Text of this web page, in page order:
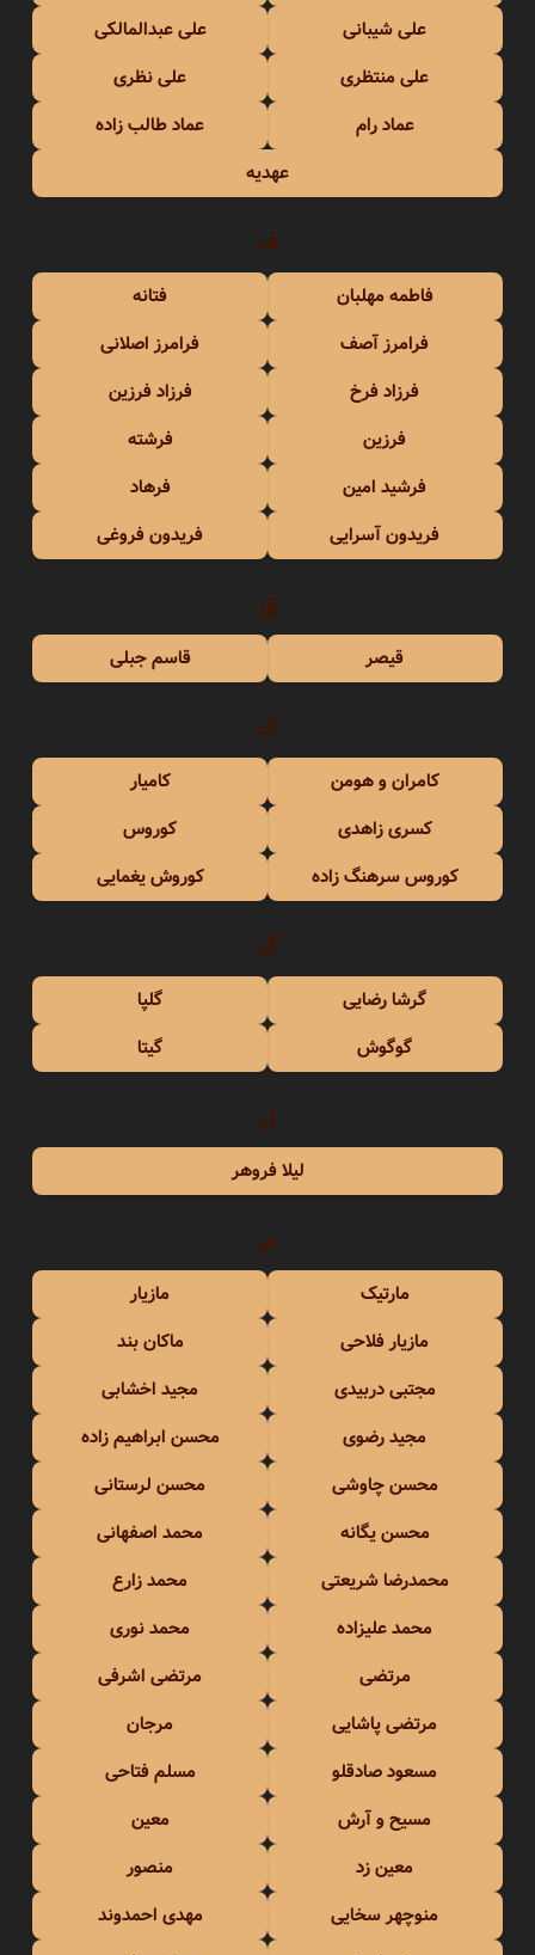
علی شیبانی
علی عبدالمالکی
علی منتظری
علی نظری
عماد رام
عماد طالب زاده
عهدیه
ف
فاطمه مهلبان
فتانه
فرامرز آصف
فرامرز اصلانی
فرزاد فرخ
فرزاد فرزین
فرزین
فرشته
فرشید امین
فرهاد
فریدون آسرایی
فریدون فروغی
ق
قیصر قاسم جبلی
ک
کامران و هومن
کامیار
کسری زاهدی
کوروس
کوروس سرهنگ زاده
کوروش یغمایی
گ
گرشا رضایی
گلپا
گوگوش
گیتا
ل
لیلا فروهر
م
مارتیک
مازیار
مازیار فلاحی
ماکان بند
مجتبی دربیدی
مجید اخشابی
مجید رضوی
محسن ابراهیم زاده
محسن چاوشی
محسن لرستانی
محسن یگانه
محمد اصفهانی
محمدرضا شریعتی
محمد زارع
محمد علیزاده
محمد نوری
مرتضی
مرتضی اشرفی
مرتضی پاشایی
مرجان
مسعود صادقلو
مسلم فتاحی
مسیح و آرش
معین
معین زد
منصور
منوچهر سخایی
مهدی احمدوند